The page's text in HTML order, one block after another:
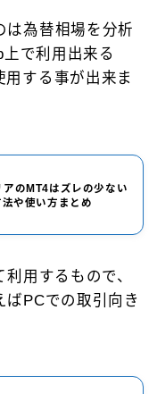
は為替相場を分析
で利用出来る
用する事が出来ま
のMT4はズレの少ない
や使い方まとめ
用するもので、
PCでの取引向き